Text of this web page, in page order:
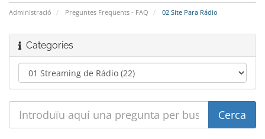
Administració Preguntes Freqüents - FAQ 02 Site Para Rádio
Categories